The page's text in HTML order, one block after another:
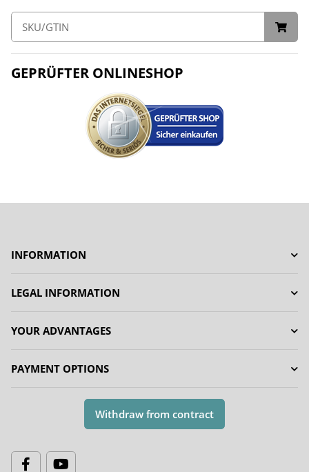
GEPRÜFTER ONLINESHOP
INFORMATION
LEGAL INFORMATION
YOUR ADVANTAGES
PAYMENT OPTIONS
Withdraw from contract